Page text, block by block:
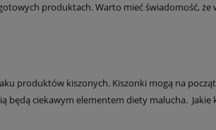
produktach. Warto mieć świadomość, że
produktów kiszonych. Kiszonki mogą na
będą ciekawym elementem diety malucha. Jakie